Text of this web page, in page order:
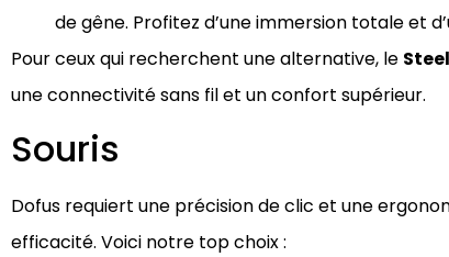
de gêne. Profitez d’une immersion totale et
Pour ceux qui recherchent une alternative, le
une connectivité sans fil et un confort supérieur.
Souris
Dofus requiert une précision de clic et une
efficacité. Voici notre top choix :